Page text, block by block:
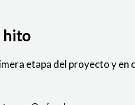
hito
etapa del proyecto y